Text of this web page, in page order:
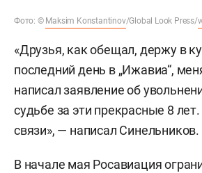
Фото: © Maksim Konstantinov/Global Look Press/
«Друзья, как обещал, держу в
последний день в „Ижавиа“,
написал заявление об
судьбе за эти прекрасные 8
связи», — написал Синельников.
В начале мая Росавиация